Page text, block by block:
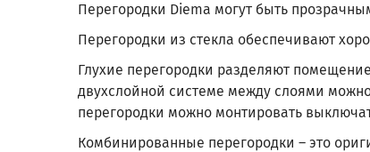
Перегородки Diema могут быть
Перегородки из стекла обеспечивают
Глухие перегородки разделяют
двухслойной системе между слоями
перегородки можно монтировать
Комбинированные перегородки – это